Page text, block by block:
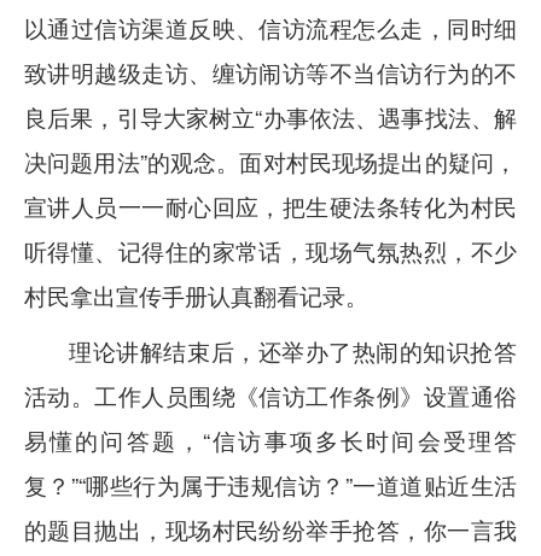
以通过信访渠道反映、信访流程怎么走，同时细
致讲明越级走访、缠访闹访等不当信访行为的不
良后果，引导大家树立“办事依法、遇事找法、解
决问题用法”的观念。面对村民现场提出的疑问，
宣讲人员一一耐心回应，把生硬法条转化为村民
听得懂、记得住的家常话，现场气氛热烈，不少
村民拿出宣传手册认真翻看记录。
理论讲解结束后，还举办了热闹的知识抢答
活动。工作人员围绕《信访工作条例》设置通俗
易懂的问答题， “信访事项多长时间会受理答
复？”“哪些行为属于违规信访？”一道道贴近生活
的题目抛出，现场村民纷纷举手抢答，你一言我